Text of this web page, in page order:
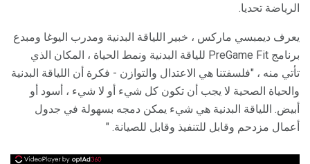
الرياضة تحديا.
يعرف ديمبسي ماركس ، خبير اللياقة البدنية ومدرب اليوغا ومبدع
برنامج PreGame Fit للياقة البدنية ونمط الحياة ، المكان الذي
تأتي منه ، "فلسفتنا هي الاعتدال والتوازن - فكرة أن اللياقة البدنية
والحياة الصحية لا يجب أن تكون كل شيء أو لا شيء ، أسود أو
أبيض. اللياقة البدنية هي شيء يمكن دمجه بسهولة في جدول
أعمال مزدحم وقابل للتنفيذ وقابل للصيانة. "